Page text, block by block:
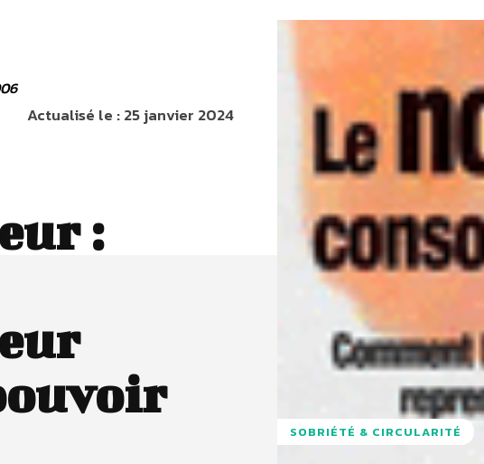
Actualisé le :25 janvier 2024
:
SOBRIÉTÉ & CIRCULARITÉ